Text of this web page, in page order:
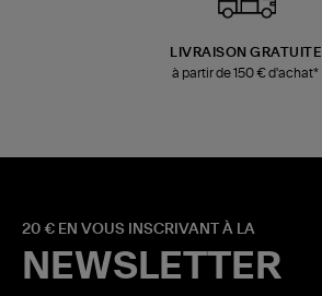
LIVRAISON GRATUITE
à partir de 150 € d'achat*
20 € EN VOUS INSCRIVANT À LA
NEWSLETTER